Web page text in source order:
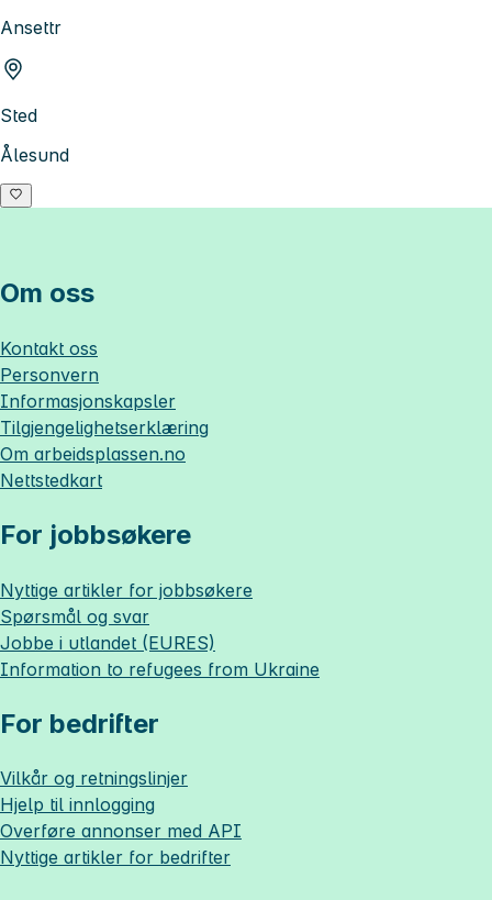
Ansettr
Sted
Ålesund
Om oss
Kontakt oss
Personvern
Informasjonskapsler
Tilgjengelighetserklæring
Om arbeidsplassen.no
Nettstedkart
For jobbsøkere
Nyttige artikler for jobbsøkere
Spørsmål og svar
Jobbe i utlandet (EURES)
Information to refugees from Ukraine
For bedrifter
Vilkår og retningslinjer
Hjelp til innlogging
Overføre annonser med API
Nyttige artikler for bedrifter